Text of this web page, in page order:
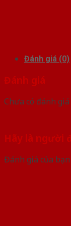
Đánh giá (0)
Đánh giá
Chưa có đánh giá
Hãy là người
Đánh giá của bạn